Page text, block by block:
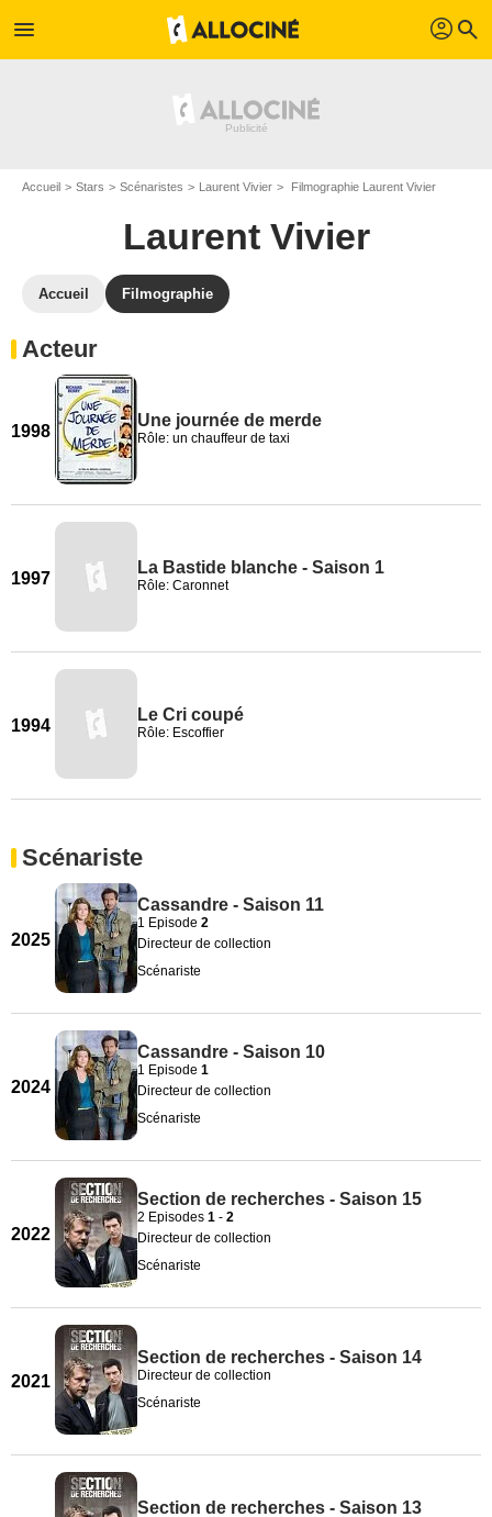
menu profil search
Accueil Stars Scénaristes Laurent Vivier Filmographie Laurent Vivier
Laurent Vivier
Accueil Filmographie
Acteur
1998
Une journée de merde
Rôle: un chauffeur de taxi
1997
La Bastide blanche - Saison 1
Rôle: Caronnet
1994
Le Cri coupé
Rôle: Escoffier
Scénariste
2025
Cassandre - Saison 11
1 Episode 2
Directeur de collection
Scénariste
2024
Cassandre - Saison 10
1 Episode 1
Directeur de collection
Scénariste
2022
Section de recherches - Saison 15
2 Episodes 1 - 2
Directeur de collection
Scénariste
2021
Section de recherches - Saison 14
Directeur de collection
Scénariste
Section de recherches - Saison 13